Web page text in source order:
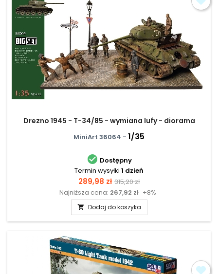
Drezno 1945 - T-34/85 - wymiana lufy - diorama
MiniArt 36064 - 1/35
 Dostępny
Termin wysyłki 1 dzień
Cena
289,98 zł Cena
podstawowa
315,20 zł
Najniższa cena: 267,92 zł +8%
 Dodaj do koszyka